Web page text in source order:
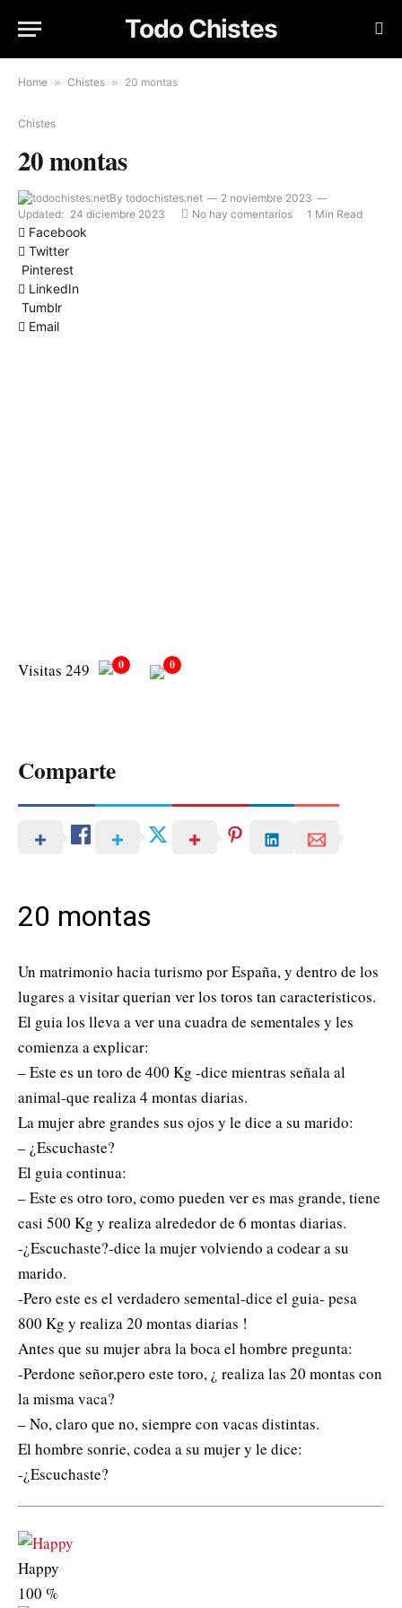
Todo Chistes
Home » Chistes » 20 montas
Chistes
20 montas
By todochistes.net
2 noviembre 2023
Updated: 24 diciembre 2023 No hay comentarios 1 Min Read
Facebook
Twitter
Pinterest
LinkedIn
Tumblr
Email
Visitas 249 0 0
Comparte
20 montas
Un matrimonio hacia turismo por España, y dentro de los
lugares a visitar querian ver los toros tan caracteristicos.
El guia los lleva a ver una cuadra de sementales y les
comienza a explicar:
– Este es un toro de 400 Kg -dice mientras señala al
animal-que realiza 4 montas diarias.
La mujer abre grandes sus ojos y le dice a su marido:
– ¿Escuchaste?
El guia continua:
– Este es otro toro, como pueden ver es mas grande, tiene
casi 500 Kg y realiza alrededor de 6 montas diarias.
-¿Escuchaste?-dice la mujer volviendo a codear a su
marido.
-Pero este es el verdadero semental-dice el guia- pesa
800 Kg y realiza 20 montas diarias !
Antes que su mujer abra la boca el hombre pregunta:
-Perdone señor,pero este toro, ¿ realiza las 20 montas con
la misma vaca?
– No, claro que no, siempre con vacas distintas.
El hombre sonrie, codea a su mujer y le dice:
-¿Escuchaste?
Happy
100 %